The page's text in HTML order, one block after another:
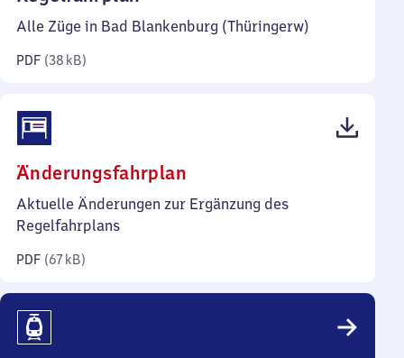
38
Alle Züge in Bad Blankenburg (Thüringerw)
PDF (38 kB)
Änderungsfahrplan
67
Aktuelle Änderungen zur Ergänzung des
Regelfahrplans
PDF (67 kB)